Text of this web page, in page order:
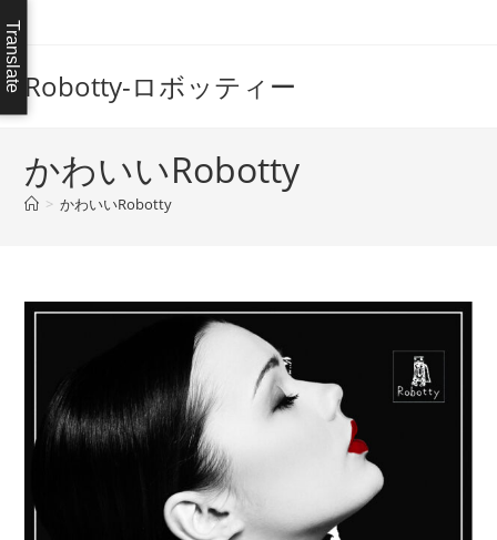
ン
テ
ン
ツ
Robotty-ロボッティー
かわいいRobotty
> かわいいRobotty
Translate